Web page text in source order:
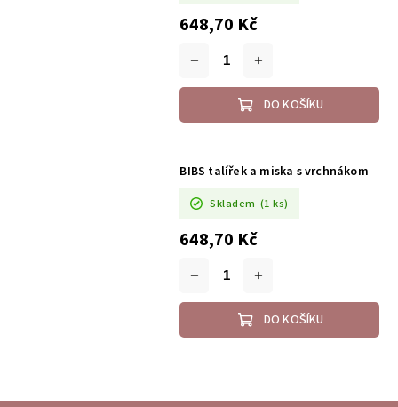
648,70 Kč
DO KOŠÍKU
BIBS talířek a miska s vrchnákom
Skladem (1 ks)
648,70 Kč
DO KOŠÍKU